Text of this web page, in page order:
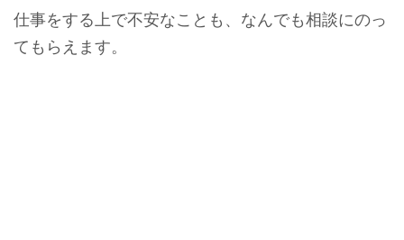
仕事をする上で不安なことも、なんでも相談にのっ
てもらえます。